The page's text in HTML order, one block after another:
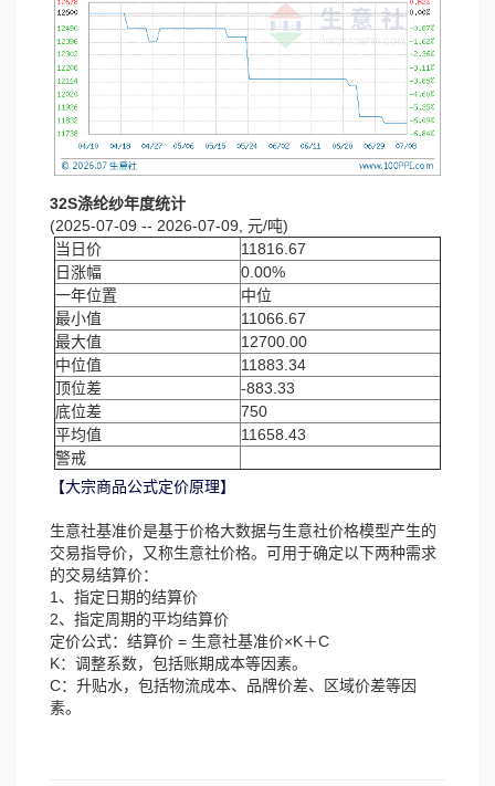
32S涤纶纱年度统计
(2025-07-09 -- 2026-07-09, 元/吨)
当日价
11816.67
日涨幅
0.00%
一年位置
中位
最小值
11066.67
最大值
12700.00
中位值
11883.34
顶位差
-883.33
底位差
750
平均值
11658.43
警戒
【大宗商品公式定价原理】
生意社基准价是基于价格大数据与生意社价格模型产生的
交易指导价，又称生意社价格。可用于确定以下两种需求
的交易结算价：
1、指定日期的结算价
2、指定周期的平均结算价
定价公式：结算价 = 生意社基准价×K＋C
K：调整系数，包括账期成本等因素。
C：升贴水，包括物流成本、品牌价差、区域价差等因
素。